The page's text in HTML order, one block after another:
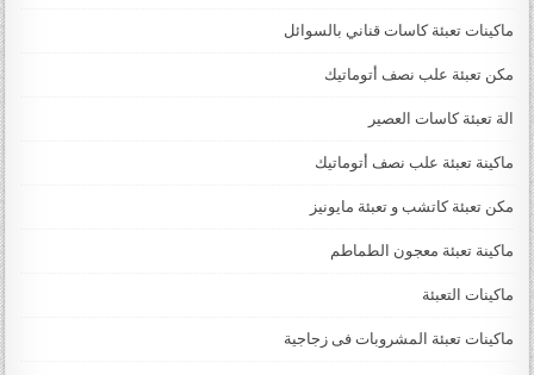
ماكينات تعبئة كاسات قناني بالسوائل
مكن تعبئة علب نصف أتوماتيك
الة تعبئة كاسات العصير
ماكينة تعبئة علب نصف أتوماتيك
مكن تعبئة كاتشب و تعبئة مايونيز
ماكينة تعبئة معجون الطماطم
ماكينات التعبئة
ماكينات تعبئة المشروبات فى زجاجية